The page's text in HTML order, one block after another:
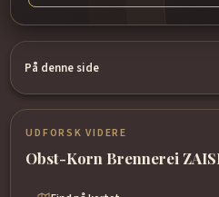
På denne side
UDFORSK VIDERE
Obst-Korn Brennerei